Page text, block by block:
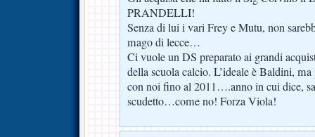
PRANDELLI!
Senza di lui i vari Frey e Mutu, non
mago di lecce…
Ci vuole un DS preparato ai grandi
della scuola calcio. L’ideale è Baldini,
con noi fino al 2011….anno in cui dice,
scudetto…come no! Forza Viola!